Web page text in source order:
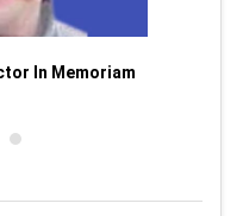
In Memoriam